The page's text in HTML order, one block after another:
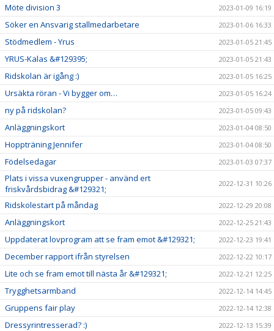
Möte division 3 2023-01-09 16:19
Söker en Ansvarig stallmedarbetare 2023-01-06 16:33
Stödmedlem - Yrus 2023-01-05 21:45
YRUS-Kalas &#129395; 2023-01-05 21:43
Ridskolan är igång :) 2023-01-05 16:25
Ursäkta röran - Vi bygger om… 2023-01-05 16:24
ny på ridskolan? 2023-01-05 09:43
Anläggningskort 2023-01-04 08:50
Hoppträning Jennifer 2023-01-04 08:50
Födelsedagar 2023-01-03 07:37
Plats i vissa vuxengrupper - använd ert
friskvårdsbidrag &#129321;
2022-12-31 10:26
Ridskolestart på måndag 2022-12-29 20:08
Anläggningskort 2022-12-25 21:43
Uppdaterat lovprogram att se fram emot &#129321; 2022-12-23 19:41
December rapport ifrån styrelsen 2022-12-22 10:17
Lite och se fram emot till nästa år &#129321; 2022-12-21 12:25
Trygghetsarmband 2022-12-14 14:45
Gruppens fair play 2022-12-14 12:38
Dressyrintresserad? :) 2022-12-13 15:39